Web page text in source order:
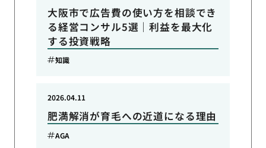
大阪市で広告費の使い方を相談でき
る経営コンサル5選｜利益を最大化
する投資戦略
知識
肥満解消が育毛への近道になる理由
2026.04.11
AGA